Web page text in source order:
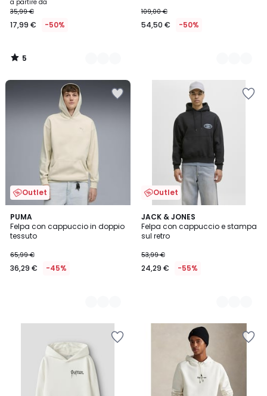
a partire da
35,99 €
17,99 € -50%
5
/
109,00 €
54,50 € -50%
Outlet
PUMA
Felpa con cappuccio in doppio
tessuto
65,99 €
36,29 € -45%
2
Colori
Outlet
JACK & JONES
Felpa con cappuccio e stampa
sul retro
53,99 €
24,29 € -55%
2
Colori